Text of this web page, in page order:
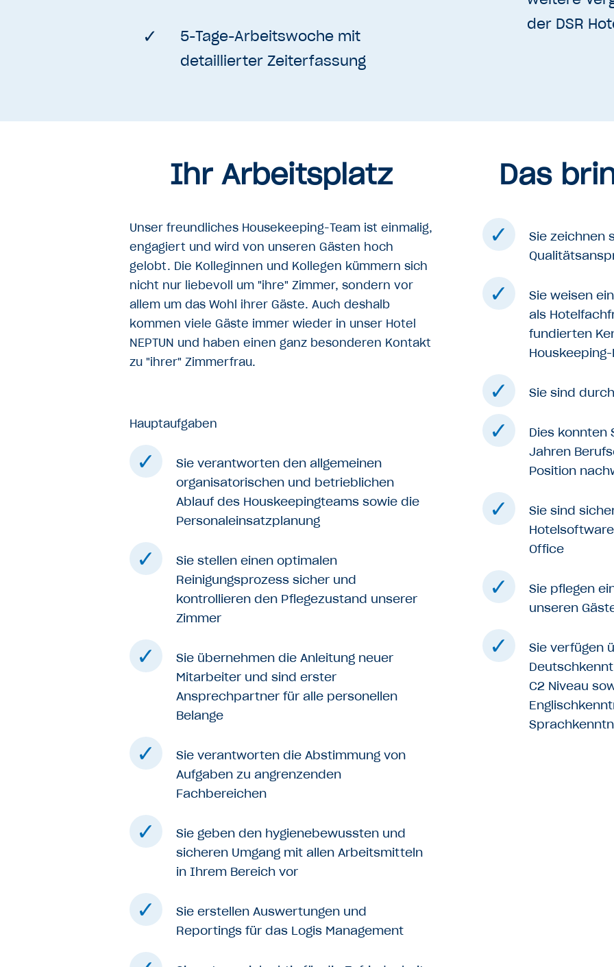
Ihr Arbeitsplatz
Unser freundliches Housekeeping-Team ist einmalig,
engagiert und wird von unseren Gästen hoch
gelobt. Die Kolleginnen und Kollegen kümmern sich
nicht nur liebevoll um "ihre" Zimmer, sondern vor
allem um das Wohl ihrer Gäste. Auch deshalb
kommen viele Gäste immer wieder in unser Hotel
NEPTUN und haben einen ganz besonderen Kontakt
zu "ihrer" Zimmerfrau.
Hauptaufgaben
Sie verantworten den allgemeinen
organisatorischen und betrieblichen
Ablauf des Houskeepingteams sowie die
Personaleinsatzplanung
Sie stellen einen optimalen
Reinigungsprozess sicher und
kontrollieren den Pflegezustand unserer
Zimmer
Sie übernehmen die Anleitung neuer
Mitarbeiter und sind erster
Ansprechpartner für alle personellen
Belange
Sie verantworten die Abstimmung von
Aufgaben zu angrenzenden
Fachbereichen
Sie geben den hygienebewussten und
sicheren Umgang mit allen Arbeitsmitteln
in Ihrem Bereich vor
Sie erstellen Auswertungen und
Reportings für das Logis Management
Das
Sie zeichnen
Sie weisen
als
fundierten
Sie sind
Dies konnten
Jahren
Position
Sie sind
Office
Sie pflegen
unseren
Sie verfügen
C2 Niveau
5-Tage-Arbeitswoche mit
detaillierter Zeiterfassung
der DSR